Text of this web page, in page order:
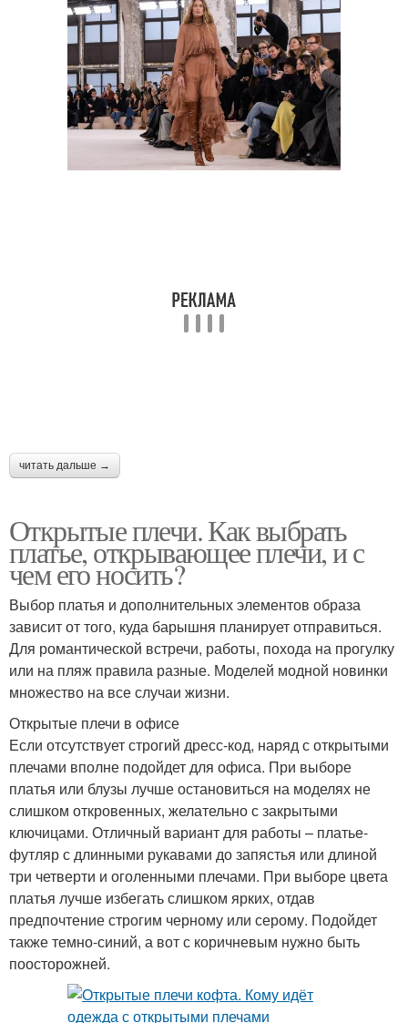
читать дальше →
Открытые плечи. Как выбрать
платье, открывающее плечи, и с
чем его носить?
Выбор платья и дополнительных элементов образа
зависит от того, куда барышня планирует отправиться.
Для романтической встречи, работы, похода на прогулку
или на пляж правила разные. Моделей модной новинки
множество на все случаи жизни.
Открытые плечи в офисе
Если отсутствует строгий дресс-код, наряд с открытыми
плечами вполне подойдет для офиса. При выборе
платья или блузы лучше остановиться на моделях не
слишком откровенных, желательно с закрытыми
ключицами. Отличный вариант для работы – платье-
футляр с длинными рукавами до запястья или длиной
три четверти и оголенными плечами. При выборе цвета
платья лучше избегать слишком ярких, отдав
предпочтение строгим черному или серому. Подойдет
также темно-синий, а вот с коричневым нужно быть
поосторожней.